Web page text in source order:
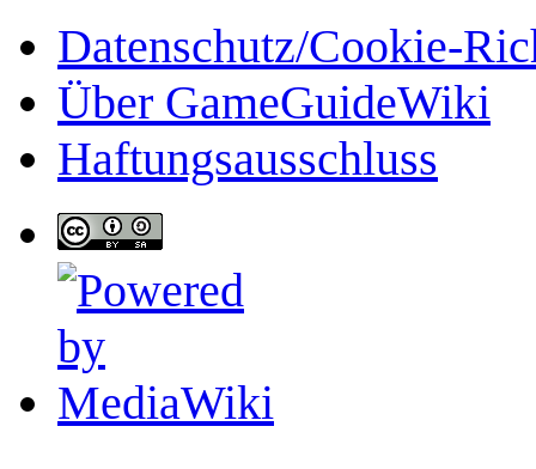
Datenschutz/Cookie-
Über GameGuideWiki
Haftungsausschluss